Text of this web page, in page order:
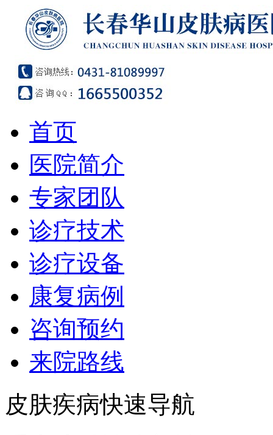
首页
医院简介
专家团队
诊疗技术
诊疗设备
康复病例
咨询预约
来院路线
皮肤疾病快速导航